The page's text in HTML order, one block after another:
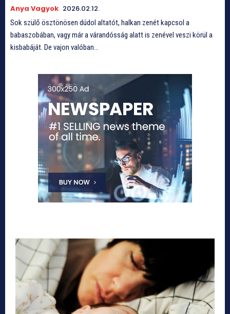
Anya Vagyok 2026.02.12.
Sok szülő ösztönösen dúdol altatót, halkan zenét kapcsol a
babaszobában, vagy már a várandósság alatt is zenével veszi körül a
kisbabáját. De vajon valóban...